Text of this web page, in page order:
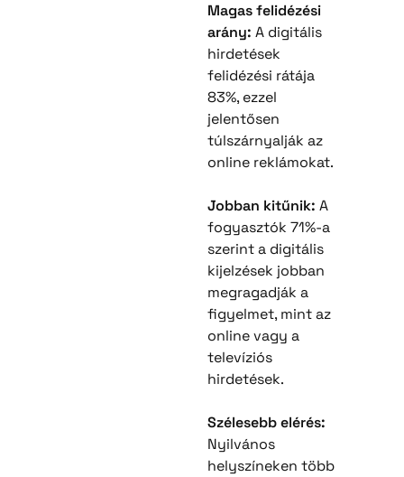
Magas felidézési
arány: A digitális
hirdetések
felidézési rátája
83%, ezzel
jelentősen
túlszárnyalják az
online reklámokat.
Jobban kitűnik: A
fogyasztók 71%-a
szerint a digitális
kijelzések jobban
megragadják a
figyelmet, mint az
online vagy a
televíziós
hirdetések.
Szélesebb elérés:
Nyilvános
helyszíneken több